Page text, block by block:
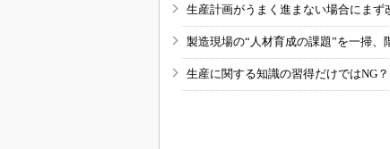
生産計画がうまく進まない場合にまず
製造現場の“人材育成の課題”を一掃
生産に関する知識の習得だけではNG